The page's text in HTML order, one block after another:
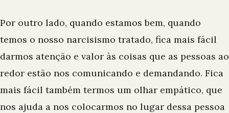
Por outro lado, quando estamos bem, quando
temos o nosso narcisismo tratado, fica mais fácil
darmos atenção e valor às coisas que as pessoas ao
redor estão nos comunicando e demandando. Fica
mais fácil também termos um olhar empático, que
nos ajuda a nos colocarmos no lugar dessa pessoa